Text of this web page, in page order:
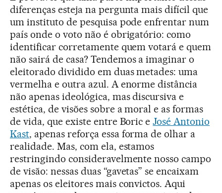
diferenças esteja na pergunta mais difícil que
um instituto de pesquisa pode enfrentar num
país onde o voto não é obrigatório: como
identificar corretamente quem votará e quem
não sairá de casa? Tendemos a imaginar o
eleitorado dividido em duas metades: uma
vermelha e outra azul. A enorme distância
não apenas ideológica, mas discursiva e
estética, de visões sobre a moral e as formas
de vida, que existe entre Boric eJosé Antonio
Kast, apenas reforça essa forma de olhar a
realidade. Mas, com ela, estamos
restringindo consideravelmente nosso campo
de visão: nessas duas “gavetas” se encaixam
apenas os eleitores mais convictos. Aqui